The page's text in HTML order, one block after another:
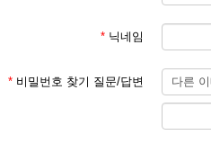
* 닉네임
* 비밀번호 찾기 질문/답변